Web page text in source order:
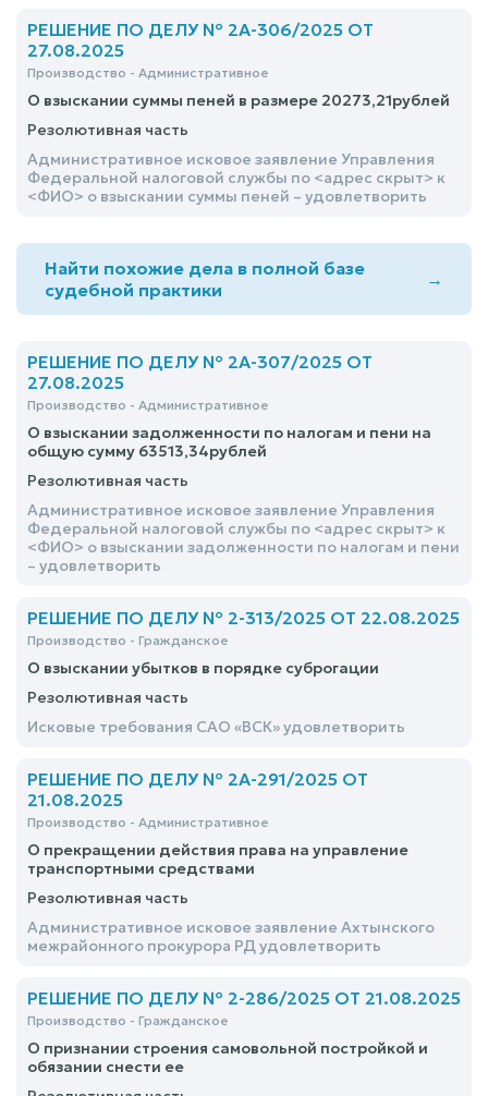
РЕШЕНИЕ ПО ДЕЛУ № 2А-306/2025 ОТ
27.08.2025
Производство - Административное
О взыскании суммы пеней в размере 20273,21рублей
Резолютивная часть
Административное исковое заявление Управления
Федеральной налоговой службы по <адрес скрыт> к
<ФИО> о взыскании суммы пеней – удовлетворить
Найти похожие дела в полной базе
судебной практики
→
РЕШЕНИЕ ПО ДЕЛУ № 2А-307/2025 ОТ
27.08.2025
Производство - Административное
О взыскании задолженности по налогам и пени на
общую сумму 63513,34рублей
Резолютивная часть
Административное исковое заявление Управления
Федеральной налоговой службы по <адрес скрыт> к
<ФИО> о взыскании задолженности по налогам и пени
– удовлетворить
РЕШЕНИЕ ПО ДЕЛУ № 2-313/2025 ОТ 22.08.2025
Производство - Гражданское
О взыскании убытков в порядке суброгации
Резолютивная часть
Исковые требования САО «ВСК» удовлетворить
РЕШЕНИЕ ПО ДЕЛУ № 2А-291/2025 ОТ
21.08.2025
Производство - Административное
О прекращении действия права на управление
транспортными средствами
Резолютивная часть
Административное исковое заявление Ахтынского
межрайонного прокурора РД удовлетворить
РЕШЕНИЕ ПО ДЕЛУ № 2-286/2025 ОТ 21.08.2025
Производство - Гражданское
О признании строения самовольной постройкой и
обязании снести ее